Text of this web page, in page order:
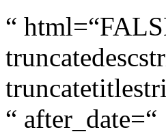
“
“ after_date=“